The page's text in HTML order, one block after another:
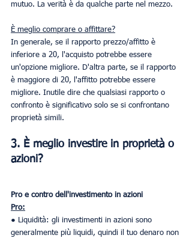
mutuo. La verità è da qualche parte nel mezzo.
È meglio comprare o affittare?
In generale, se il rapporto prezzo/affitto è
inferiore a 20, l'acquisto potrebbe essere
un'opzione migliore. D'altra parte, se il rapporto
è maggiore di 20, l'affitto potrebbe essere
migliore. Inutile dire che qualsiasi rapporto o
confronto è significativo solo se si confrontano
proprietà simili.
3. È meglio investire in proprietà o
azioni?
Pro e contro dell'investimento in azioni
Pro:
● Liquidità: gli investimenti in azioni sono
generalmente più liquidi, quindi il tuo denaro non